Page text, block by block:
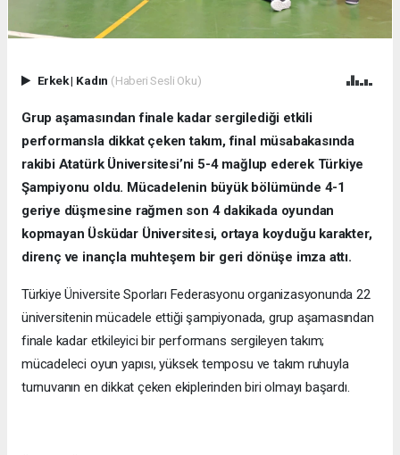
Erkek| Kadın (Haberi Sesli Oku)
Grup aşamasından finale kadar sergilediği etkili
performansla dikkat çeken takım, final müsabakasında
rakibi Atatürk Üniversitesi’ni 5-4 mağlup ederek Türkiye
Şampiyonu oldu. Mücadelenin büyük bölümünde 4-1
geriye düşmesine rağmen son 4 dakikada oyundan
kopmayan Üsküdar Üniversitesi, ortaya koyduğu karakter,
direnç ve inançla muhteşem bir geri dönüşe imza attı.
Türkiye Üniversite Sporları Federasyonu organizasyonunda 22
üniversitenin mücadele ettiği şampiyonada, grup aşamasından
finale kadar etkileyici bir performans sergileyen takım;
mücadeleci oyun yapısı, yüksek temposu ve takım ruhuyla
turnuvanın en dikkat çeken ekiplerinden biri olmayı başardı.